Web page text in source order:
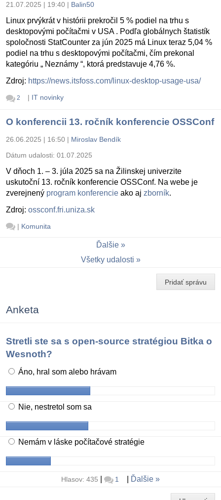
21.07.2025 | 19:40 | Balin50
Linux prvýkrát v histórii prekročil 5 % podiel na trhu s
desktopovými počítačmi v USA . Podľa globálnych štatistík
spoločnosti StatCounter za jún 2025 má Linux teraz 5,04 %
podiel na trhu s desktopovými počítačmi, čím prekonal
kategóriu „ Neznámy “, ktorá predstavuje 4,76 %.
Zdroj: https://news.itsfoss.com/linux-desktop-usage-usa/
2 | IT novinky
O konferencii 13. ročník konferencie OSSConf
26.06.2025 | 16:50 | Miroslav Bendík
Dátum udalosti: 01.07.2025
V dňoch 1. – 3. júla 2025 sa na Žilinskej univerzite
uskutoční 13. ročník konferencie OSSConf. Na webe je
zverejnený program konferencie ako aj zborník.
Zdroj: ossconf.fri.uniza.sk
| Komunita
Ďalšie
Všetky udalosti
Pridať správu
Anketa
Stretli ste sa s open-source stratégiou Bitka o
Wesnoth?
Áno, hral som alebo hrávam
Nie, nestretol som sa
Nemám v láske počítačové stratégie
Hlasov: 435 1 Ďalšie